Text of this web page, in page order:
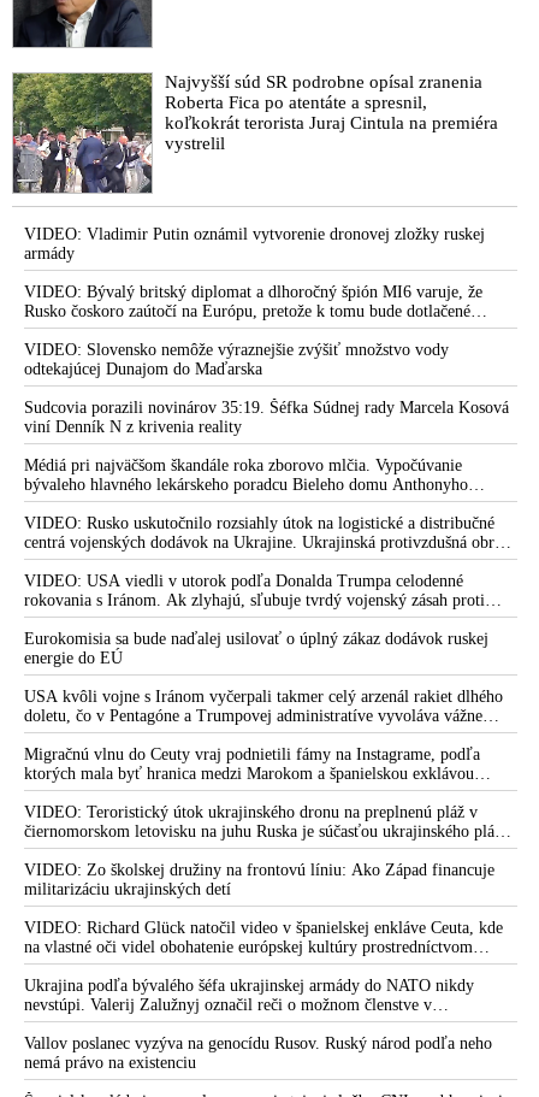
komunikácii s primátorom Rimavskej Soboty, ktorý sa odmietal
riadiť nulitnými nariadeniami Matovičovej vlády
Antigenní testy nejsou spolehlivé, ukazuje studie provedená v
Ústavu lékařské mikrobiologie 2. LF UK a FN Motol
VIDEO: Vláda vyhlásila vojnu (zdravému rozumu)
VIDEO: Vedci kritizovali Matovičovu vládu za jej spôsob boja
s pandémiou. Výsledky antigénových testov sa podľa nich
VIDEO: WHO zverejnila novú štúdiu s dátami z viac ako 70
krajín, že smrtnosť na Covid-19 je mnohonásobné nižšia ako
uvádza mediálno-vládny naratív
InfoVojnou medializovaný prípad nútenia zamestnancov
Prievidzských pekární absolvovať test na Covid-19 zabral,
firma sa za svoje konanie ospravedlnila
Hrozby zamestnancom odmietajúcich testovanie na Covid-19
sú protiústavné a nezákonné, navyše môže ísť o trestný čin
nátlaku
Advokátka Krajníková o Covid-19 vojne proti ľudstvu a jej
okultných sprievodných znakoch
VIDEO: Plošné testovanie ľudí, pošliapavanie ústavnosti a
okolnosti nákupu testov
VIDEO: Stále si myslíte, že nám nevládnu šialenci? Minister
zdravotníctva spraví zo seba takéhoto šaša?
JUDr. Krajníková spolu s odvážnou mladou mamičkou
dosiahli prvé veľké víťazstvo nad Covid totalitou. Bábätko
zostáva po narodení s matkou aj bez testovania
VIDEO: Roztočená špirála Covid-19 fašizmu: Prvorodičke
chceli kvôli odmietnutiu testu odňať po pôrode bábätko.
Zastavme to šialenstvo Slováci, lebo nás to všetkých zomelie!
Covid-1984 totalita v praxi: Prievidzské pekárne škandálnym
nariadením nútia zamestnancov pod hrozbou výpovede
zúčastniť sa testovania na Covid-19
Vážne podozrenie z Matovičovho korupčného správania v
kauze multi-miliónového nákupu testov na Covid-19. Kde je
NAKA?
Bývalý dôverník ŠTB Zvolenský v mene Konferencie
biskupov odporúča ľuďom zúčastniť sa na celoplošnom
testovaní
Najvyšší súd SR podrobne opísal zranenia
Roberta Fica po atentáte a spresnil,
koľkokrát terorista Juraj Cintula na premiéra
vystrelil
VIDEO: Vladimir Putin oznámil vytvorenie dronovej zložky ruskej
armády
VIDEO: Bývalý britský diplomat a dlhoročný špión MI6 varuje, že
Rusko čoskoro zaútočí na Európu, pretože k tomu bude dotlačené
rovnako, ako bolo dotlačené k invázii na Ukrajinu v roku 2022.
Zelenskyj medzitým v Kyjeve naliehal na zhromaždených diplomatov,
aby vo svete zháňali energie pre Ukrajinu na zimu. Putin vraj bude
mobilizovať a vojna sa do zimy pravdepodobne neskončí
VIDEO: Slovensko nemôže výraznejšie zvýšiť množstvo vody
odtekajúcej Dunajom do Maďarska
Sudcovia porazili novinárov 35:19. Šéfka Súdnej rady Marcela Kosová
viní Denník N z krivenia reality
Médiá pri najväčšom škandále roka zborovo mlčia. Vypočúvanie
bývaleho hlavného lekárskeho poradcu Bieleho domu Anthonyho
Fauciho pred výborom amerického Senátu väčšina médií ignorovala
VIDEO: Rusko uskutočnilo rozsiahly útok na logistické a distribučné
centrá vojenských dodávok na Ukrajine. Ukrajinská protivzdušná obrana
nedokázala počas ničivého nočného útoku na Kyjev a jeho okolie
zachytiť ani jednu ruskú raketu
VIDEO: USA viedli v utorok podľa Donalda Trumpa celodenné
rokovania s Iránom. Ak zlyhajú, sľubuje tvrdý vojenský zásah proti
Teheránu
Eurokomisia sa bude naďalej usilovať o úplný zákaz dodávok ruskej
energie do EÚ
USA kvôli vojne s Iránom vyčerpali takmer celý arzenál rakiet dlhého
doletu, čo v Pentagóne a Trumpovej administratíve vyvoláva vážne
obavy o bojaschopnosť americkej armády v prípade vypuknutia
konfliktu s Čínou alebo Ruskom
Migračnú vlnu do Ceuty vraj podnietili fámy na Instagrame, podľa
ktorých mala byť hranica medzi Marokom a španielskou exklávou
otvorená
VIDEO: Teroristický útok ukrajinského dronu na preplnenú pláž v
čiernomorskom letovisku na juhu Ruska je súčasťou ukrajinského plánu,
ktorý kopíruje model Hitlerovej „totálnej vojny“ po porážke
Wehrmachtu pri Stalingrade. Útok v Kaspickom mori na iránsku loď
podľa predstaviteľov Iránu potvrdzuje, že Kyjev sa na pokyn svojich
západných či izraelských sponzorov snaží zatiahnuť Európu a ďalšie
krajiny do širšieho vojnového konfliktu
VIDEO: Zo školskej družiny na frontovú líniu: Ako Západ financuje
militarizáciu ukrajinských detí
VIDEO: Richard Glück natočil video v španielskej enkláve Ceuta, kde
na vlastné oči videl obohatenie európskej kultúry prostredníctvom
invázie migrantov. Takto by podľa neho vyzeralo Slovensko, keby mu
vládlo PS, Šimečka & spol.
Ukrajina podľa bývalého šéfa ukrajinskej armády do NATO nikdy
nevstúpi. Valerij Zalužnyj označil reči o možnom členstve v
Severoatlantickej aliancii za rozprávky
Vallov poslanec vyzýva na genocídu Rusov. Ruský národ podľa neho
nemá právo na existenciu